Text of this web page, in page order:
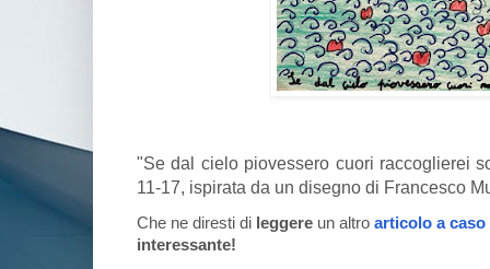
"Se dal cielo piovessero cuori raccoglierei
11-17, ispirata da un disegno di Francesco
Che ne diresti di leggere un altro articolo a caso
interessante!